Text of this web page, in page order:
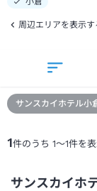
周辺エリアを表示す
1件のうち 1～1件を
サンスカイホテル小
サンスカイホ